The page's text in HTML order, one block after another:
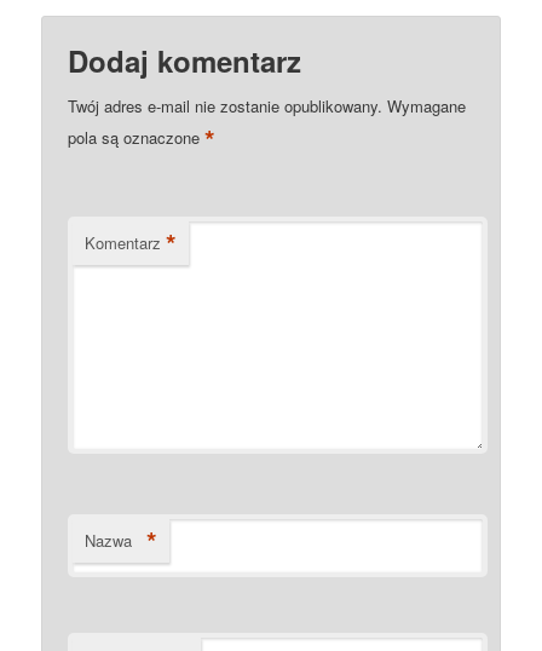
Dodaj komentarz
Twój adres e-mail nie zostanie opublikowany. Wymagane
pola są oznaczone*
Komentarz *
Nazwa *